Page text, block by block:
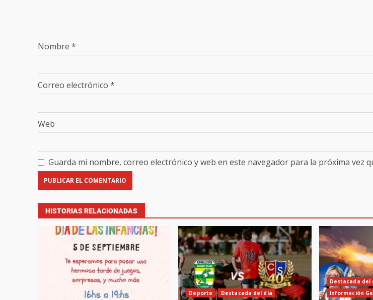
Nombre *
Correo electrónico *
Web
Guarda mi nombre, correo electrónico y web en este navegador para la próxima vez
HISTORIAS RELACIONADAS
Deporte
Destacada del día
Destacada del
Información